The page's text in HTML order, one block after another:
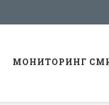
МОНИТОРИНГ